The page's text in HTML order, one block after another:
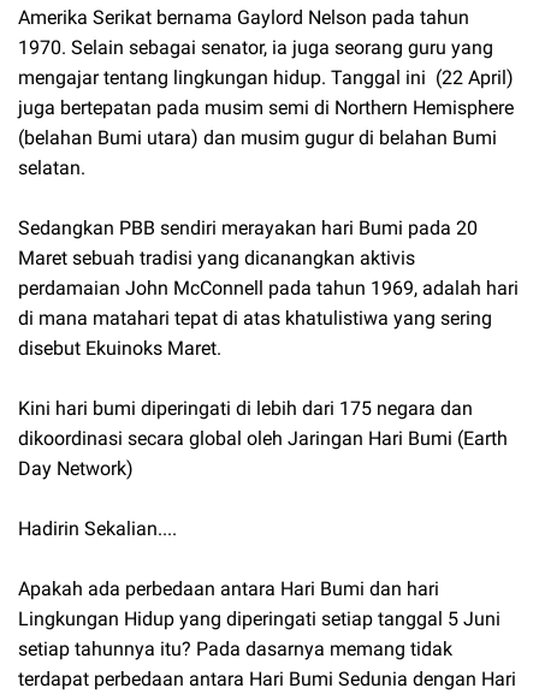
Amerika Serikat bernama Gaylord Nelson pada tahun
1970. Selain sebagai senator, ia juga seorang guru yang
mengajar tentang lingkungan hidup. Tanggal ini (22 April)
juga bertepatan pada musim semi di Northern Hemisphere
(belahan Bumi utara) dan musim gugur di belahan Bumi
selatan.
Sedangkan PBB sendiri merayakan hari Bumi pada 20
Maret sebuah tradisi yang dicanangkan aktivis
perdamaian John McConnell pada tahun 1969, adalah hari
di mana matahari tepat di atas khatulistiwa yang sering
disebut Ekuinoks Maret.
Kini hari bumi diperingati di lebih dari 175 negara dan
dikoordinasi secara global oleh Jaringan Hari Bumi (Earth
Day Network)
Hadirin Sekalian....
Apakah ada perbedaan antara Hari Bumi dan hari
Lingkungan Hidup yang diperingati setiap tanggal 5 Juni
setiap tahunnya itu? Pada dasarnya memang tidak
terdapat perbedaan antara Hari Bumi Sedunia dengan Hari